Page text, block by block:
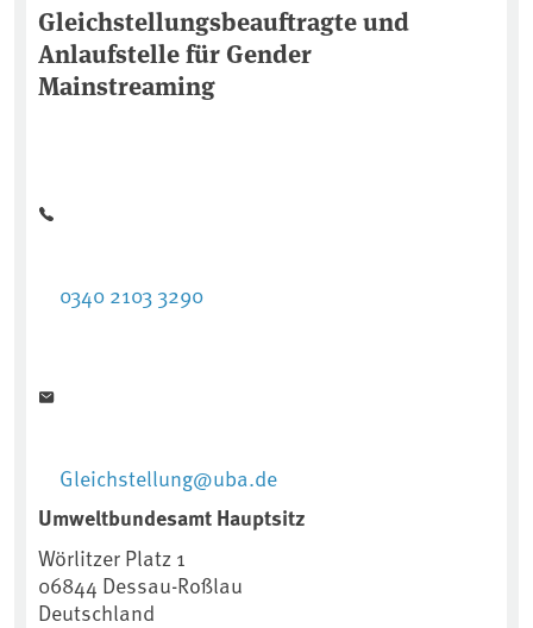
Gleichstellungsbeauftragte und
Anlaufstelle für Gender
Mainstreaming
0340 2103 3290
Gleichstellung@uba.de
Umweltbundesamt Hauptsitz
Wörlitzer Platz 1
06844 Dessau-Roßlau
Deutschland